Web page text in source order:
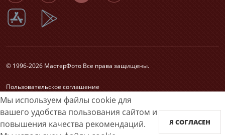
Мы используем файлы cookie для
вашего удобства пользования сайтом и
повышения качества рекомендаций.
Я СОГЛАСЕН
© 1996-2026 МастерФото Все права защищены.
Пользовательское соглашение
Согласие на обработку персональных данных
Карта сайта
Принимаем к оплате